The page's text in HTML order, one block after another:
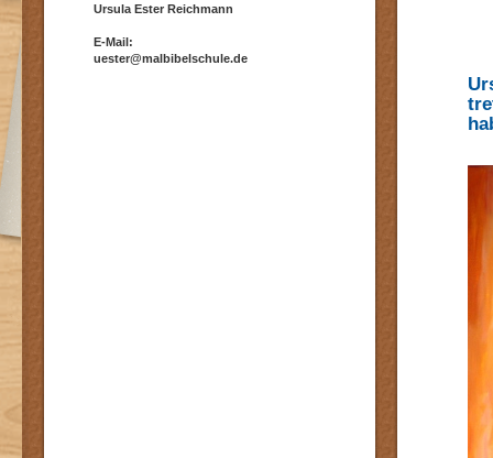
Ursula Ester Reichmann
E-Mail:
uester@malbibelschule.de